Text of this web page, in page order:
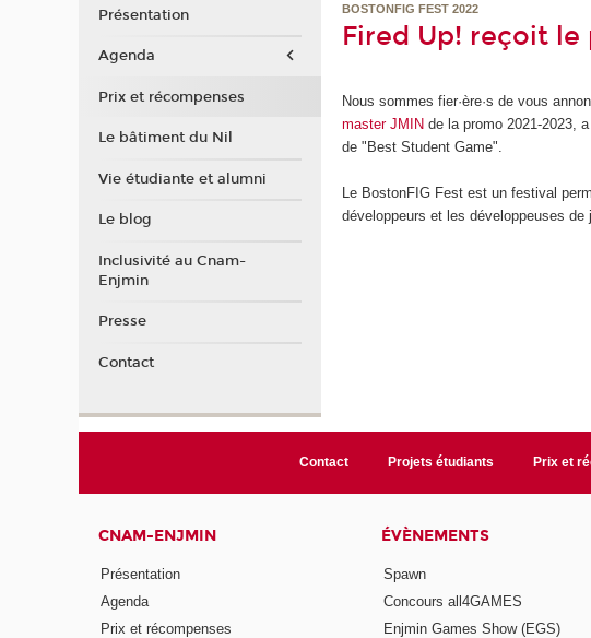
BOSTONFIG FEST 2022
Fired Up! reçoit le
Nous sommes fier·ère·s de vous
master JMIN de la promo 2021-2023,
de "Best Student Game".
Le BostonFIG Fest est un festival
développeurs et les développeuses de
Présentation
Agenda
Prix et récompenses
Le bâtiment du Nil
Vie étudiante et alumni
Le blog
Inclusivité au Cnam-
Enjmin
Presse
Contact
Contact Projets étudiants Prix et
CNAM-ENJMIN
Présentation
Agenda
Prix et récompenses
ÉVÈNEMENTS
Spawn
Concours all4GAMES
Enjmin Games Show (EGS)